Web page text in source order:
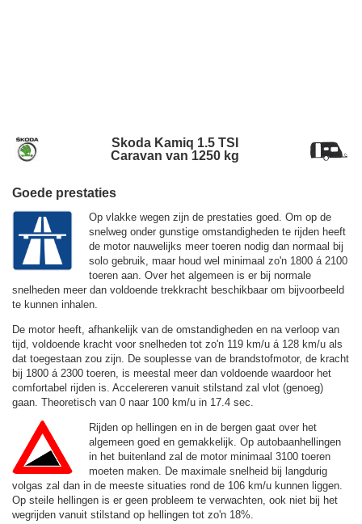
Skoda Kamiq 1.5 TSI
Caravan van 1250 kg
Goede prestaties
Op vlakke wegen zijn de prestaties goed. Om op de
snelweg onder gunstige omstandigheden te rijden heeft
de motor nauwelijks meer toeren nodig dan normaal bij
solo gebruik, maar houd wel minimaal zo'n 1800 á 2100
toeren aan. Over het algemeen is er bij normale
snelheden meer dan voldoende trekkracht beschikbaar om bijvoorbeeld
te kunnen inhalen.
De motor heeft, afhankelijk van de omstandigheden en na verloop van
tijd, voldoende kracht voor snelheden tot zo'n 119 km/u á 128 km/u als
dat toegestaan zou zijn. De souplesse van de brandstofmotor, de kracht
bij 1800 á 2300 toeren, is meestal meer dan voldoende waardoor het
comfortabel rijden is. Accelereren vanuit stilstand zal vlot (genoeg)
gaan. Theoretisch van 0 naar 100 km/u in 17.4 sec.
Rijden op hellingen en in de bergen gaat over het
algemeen goed en gemakkelijk. Op autobaanhellingen
in het buitenland zal de motor minimaal 3100 toeren
moeten maken. De maximale snelheid bij langdurig
volgas zal dan in de meeste situaties rond de 106 km/u kunnen liggen.
Op steile hellingen is er geen probleem te verwachten, ook niet bij het
wegrijden vanuit stilstand op hellingen tot zo'n 18%.